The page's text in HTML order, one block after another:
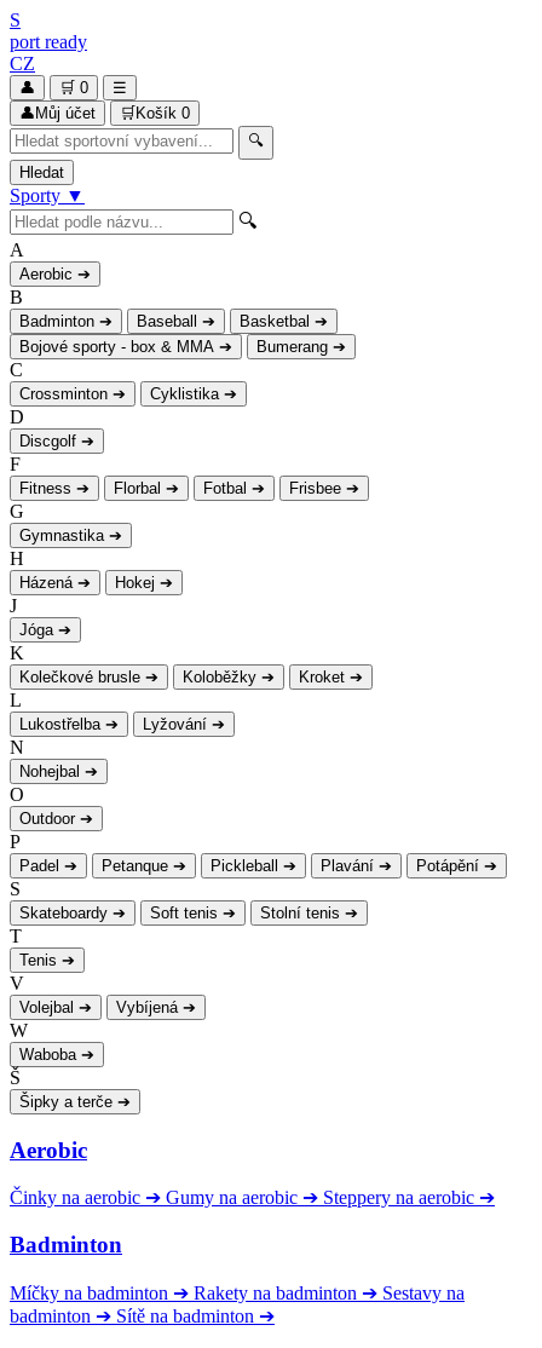
S
port ready
CZ
👤 🛒 0
☰
👤 Můj účet 🛒 Košík 0
🔍
Hledat
Sporty ▼
🔍
A
Aerobic ➔
B
Badminton ➔ Baseball ➔ Basketbal ➔
Bojové sporty - box & MMA ➔ Bumerang ➔
C
Crossminton ➔ Cyklistika ➔
D
Discgolf ➔
F
Fitness ➔ Florbal ➔ Fotbal ➔ Frisbee ➔
G
Gymnastika ➔
H
Házená ➔ Hokej ➔
J
Jóga ➔
K
Kolečkové brusle ➔ Koloběžky ➔ Kroket ➔
L
Lukostřelba ➔ Lyžování ➔
N
Nohejbal ➔
O
Outdoor ➔
P
Padel ➔ Petanque ➔ Pickleball ➔ Plavání ➔ Potápění ➔
S
Skateboardy ➔ Soft tenis ➔ Stolní tenis ➔
T
Tenis ➔
V
Volejbal ➔ Vybíjená ➔
W
Waboba ➔
Š
Šipky a terče ➔
Aerobic
Činky na aerobic ➔ Gumy na aerobic ➔ Steppery na aerobic ➔
Badminton
Míčky na badminton ➔ Rakety na badminton ➔ Sestavy na
badminton ➔ Sítě na badminton ➔